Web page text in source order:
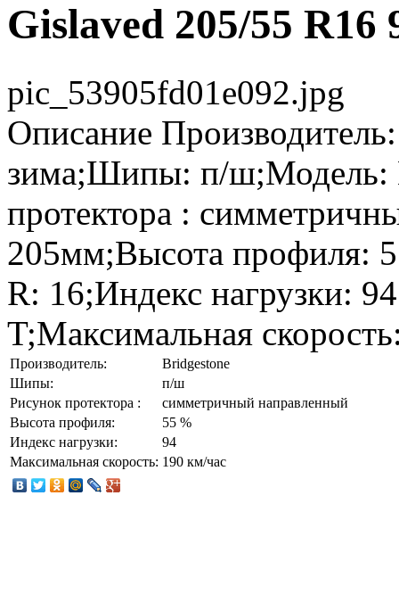
Gislaved 205/55
pic_53905fd01e092.jpg
Описание
зима;Шипы: п/ш;Модель:
протектора :
205мм;Высота профиля:
R: 16;Индекс нагрузки:
T;Максимальная
Производитель:
Bridgestone
Шипы:
п/ш
Рисунок протектора :
симметричный направленный
Высота профиля:
55 %
Индекс нагрузки:
94
Максимальная скорость: 190 км/час